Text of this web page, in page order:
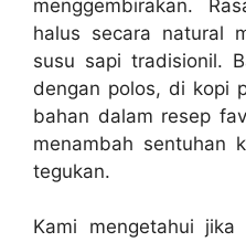
menggembirakan.
halus secara natural
susu sapi tradisionil.
dengan polos, di kopi
bahan dalam resep
menambah sentuhan
tegukan.
Kami mengetahui